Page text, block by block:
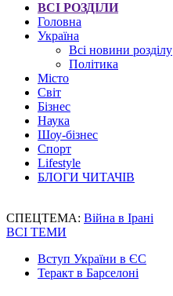
ВСІ РОЗДІЛИ
Головна
Україна
Всі новини розділу
Політика
Місто
Світ
Бізнес
Наука
Шоу-бізнес
Спорт
Lifestyle
БЛОГИ ЧИТАЧІВ
СПЕЦТЕМА: Війна в Ірані
ВСІ ТЕМИ
Вступ України в ЄС
Теракт в Барселоні